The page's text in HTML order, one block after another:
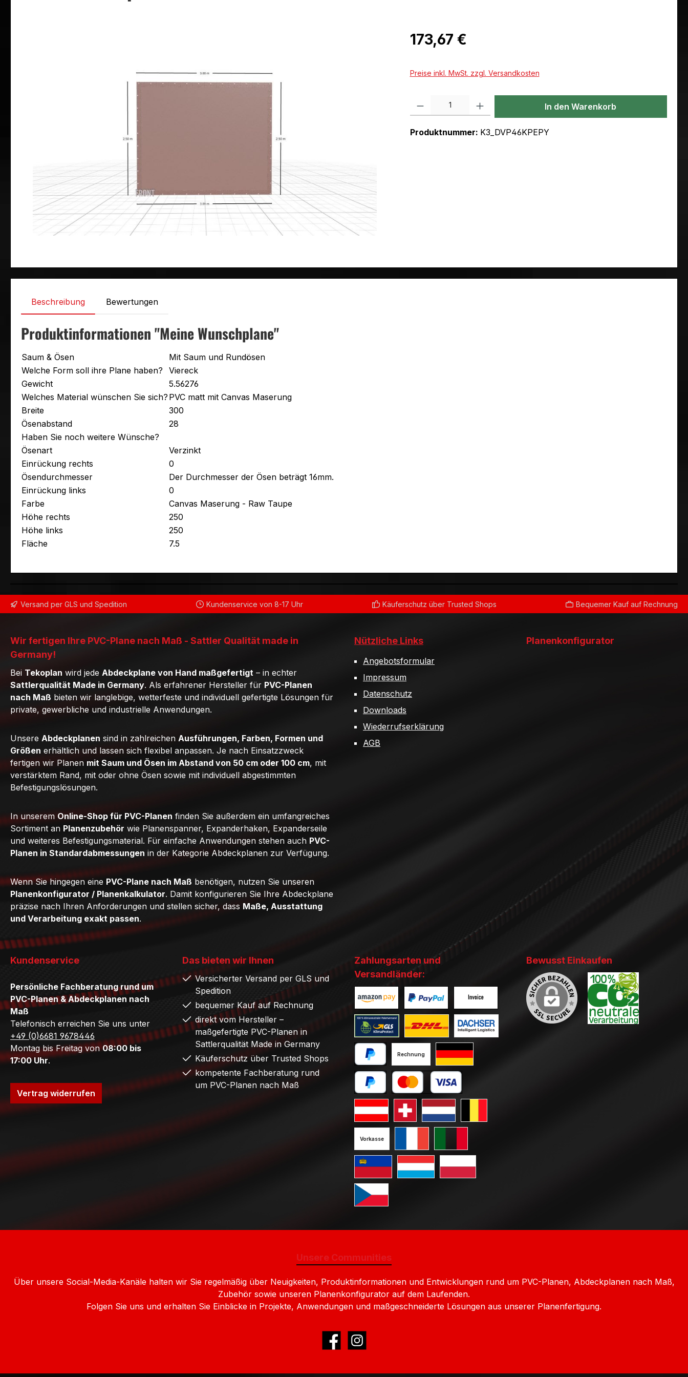
Regulärer Preis:
173,67 €
Preise inkl. MwSt. zzgl. Versandkosten
Produkt Anzahl: Gib den gewünschten Wert ein oder benutze die Schaltflächen
In den Warenkorb
Produktnummer: K3_DVP46KPEPY
Beschreibung Bewertungen
Produktinformationen "Meine Wunschplane"
Saum & Ösen
Mit Saum und Rundösen
Welche Form soll ihre Plane haben?
Viereck
Gewicht
5.56276
Welches Material wünschen Sie sich? PVC matt mit Canvas Maserung
Breite
300
Ösenabstand
28
Haben Sie noch weitere Wünsche?
Ösenart
Verzinkt
Einrückung rechts
0
Ösendurchmesser
Der Durchmesser der Ösen beträgt 16mm.
Einrückung links
0
Farbe
Canvas Maserung - Raw Taupe
Höhe rechts
250
Höhe links
250
Fläche
7.5
Versand per GLS und Spedition Kundenservice von 8-17 Uhr Käuferschutz über Trusted Shops Bequemer Kauf auf Rechnung
Wir fertigen Ihre PVC-Plane nach Maß - Sattler Qualität made in
Germany!
Bei Tekoplan wird jede Abdeckplane von Hand maßgefertigt – in echter
Sattlerqualität Made in Germany. Als erfahrener Hersteller für PVC-Planen
nach Maß bieten wir langlebige, wetterfeste und individuell gefertigte Lösungen für
private, gewerbliche und industrielle Anwendungen.
Unsere Abdeckplanen sind in zahlreichen Ausführungen, Farben, Formen und
Größen erhältlich und lassen sich flexibel anpassen. Je nach Einsatzzweck
fertigen wir Planen mit Saum und Ösen im Abstand von 50 cm oder 100 cm, mit
verstärktem Rand, mit oder ohne Ösen sowie mit individuell abgestimmten
Befestigungslösungen.
In unserem Online-Shop für PVC-Planen finden Sie außerdem ein umfangreiches
Sortiment an Planenzubehör wie Planenspanner, Expanderhaken, Expanderseile
und weiteres Befestigungsmaterial. Für einfache Anwendungen stehen auch PVC-
Planen in Standardabmessungen in der Kategorie Abdeckplanen zur Verfügung.
Wenn Sie hingegen eine PVC-Plane nach Maß benötigen, nutzen Sie unseren
Planenkonfigurator / Planenkalkulator. Damit konfigurieren Sie Ihre Abdeckplane
präzise nach Ihren Anforderungen und stellen sicher, dass Maße, Ausstattung
und Verarbeitung exakt passen.
Nützliche Links
Angebotsformular
Impressum
Datenschutz
Downloads
Wiederrufserklärung
AGB
Planenkonfigurator
Kundenservice
Persönliche Fachberatung rund um
PVC-Planen & Abdeckplanen nach
Maß
Telefonisch erreichen Sie uns unter
+49 (0)6681 9678446
Montag bis Freitag von08:00 bis
17:00 Uhr.
Vertrag widerrufen
Das bieten wir Ihnen
Versicherter Versand per GLS und
Spedition
bequemer Kauf auf Rechnung
direkt vom Hersteller –
maßgefertigte PVC-Planen in
Sattlerqualität Made in Germany
Käuferschutz über Trusted Shops
kompetente Fachberatung rund
um PVC-Planen nach Maß
Zahlungsarten und
Versandländer:
PayPal
Rechnung
Später bezahlenKredit- oder Debitkarte
Vorkasse
Benutzerdefiniertes Bild 1Benutzerdefiniertes Bild 2Benutzerdefiniertes Bild 3
Standard GLS Versand
Standard GLS Versand Österreich
Standard GLS Versand Schweiz
Standard GLS Versand Niederlande
Standard GLS Versand Belgien
Standard GLS Versand Frankreich
Standard GLS Versand Italien
Standard GLS Versand Liechtenstein
Benutzerdefiniertes Bild 1Benutzerdefiniertes Bild 2Benutzerdefiniertes Bild 3
Bewusst Einkaufen
Unsere Communities
Über unsere Social-Media-Kanäle halten wir Sie regelmäßig über Neuigkeiten, Produktinformationen und Entwicklungen rund um PVC-Planen, Abdeckplanen nach Maß,
Zubehör sowie unseren Planenkonfigurator auf dem Laufenden.
Folgen Sie uns und erhalten Sie Einblicke in Projekte, Anwendungen und maßgeschneiderte Lösungen aus unserer Planenfertigung.
FacebookInstagram